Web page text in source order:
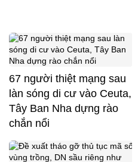
67 người thiệt mạng sau
làn sóng di cư vào Ceuta,
Tây Ban Nha dựng rào
chắn nổi